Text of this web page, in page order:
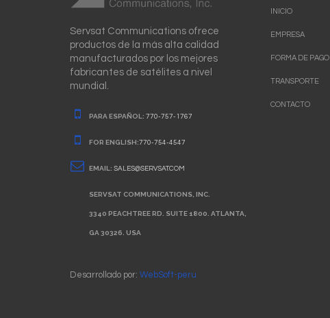
Servsat Communications ofrece
productos de la más alta calidad
manufacturados por los mejores
fabricantes de satélites a nivel
mundial.
PARA ESPAÑOL: 770-757-1767
FOR ENGLISH:770-754-4547
EMAIL: SALES@SERVSAT.COM
SERVSAT COMMUNICATIONS, INC.
3340 PEACHTREE RD. SUITE 1800. ATLANTA,
GA 30326. USA
INICIO
EMPRESA
FORMA DE PAGO
TRANSPORTE
CONTACTO
Desarrollado por: WebSoft-peru